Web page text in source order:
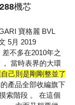
機芯
寶格麗 BVL
5月 2019
不多在2010年之
當時表界的大環
己則是剛剛整並了
產品全部收編旗下
索階段 。 在這個